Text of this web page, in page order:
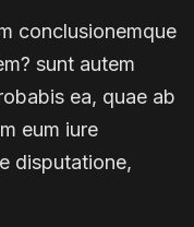
conclusionemque
sunt autem
ea, quae ab
eum iure
disputatione,